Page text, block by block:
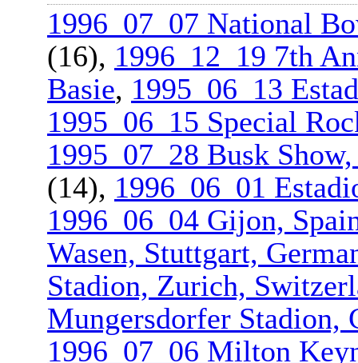
1996_07_07 National
(16), 1996_12_19 7th
Basie, 1995_06_13
1995_06_15 Special
1995_07_28 Busk
(14), 1996_06_01
1996_06_04 Gijon,
Wasen, Stuttgart,
Stadion, Zurich,
Mungersdorf­er Stadion,
1996_07_06 Milton